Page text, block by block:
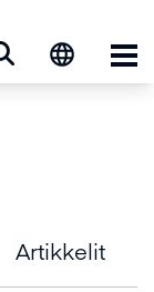
Artikkelit